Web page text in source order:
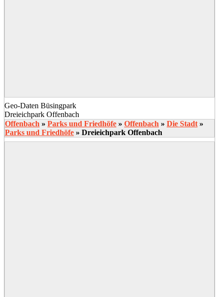
Geo-Daten Büsingpark
Dreieichpark Offenbach
Offenbach » Parks und Friedhöfe » Offenbach » Die Stadt »
Parks und Friedhöfe » Dreieichpark Offenbach